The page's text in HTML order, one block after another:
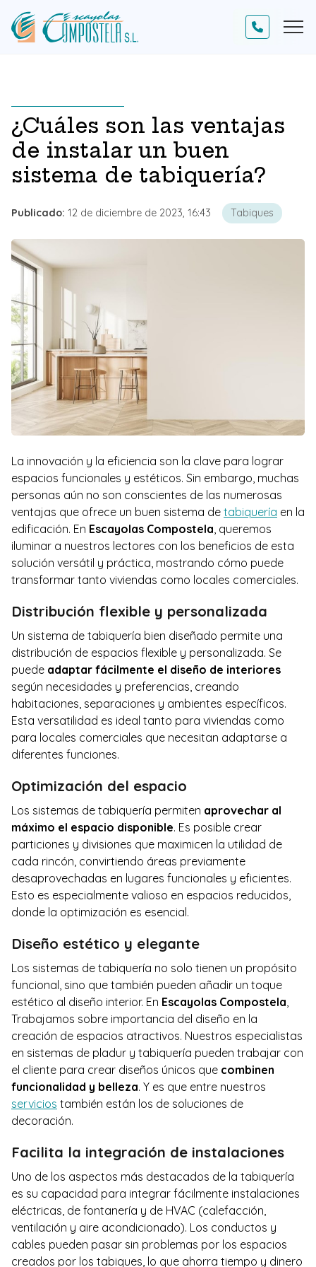
¿Cuáles son las ventajas
de instalar un buen
sistema de tabiquería?
Publicado: 12 de diciembre de 2023, 16:43 Tabiques
La innovación y la eficiencia son la clave para lograr
espacios funcionales y estéticos. Sin embargo, muchas
personas aún no son conscientes de las numerosas
ventajas que ofrece un buen sistema de tabiquería en la
edificación. En Escayolas Compostela , queremos
iluminar a nuestros lectores con los beneficios de esta
solución versátil y práctica, mostrando cómo puede
transformar tanto viviendas como locales comerciales.
Distribución flexible y personalizada
Un sistema de tabiquería bien diseñado permite una
distribución de espacios flexible y personalizada. Se
puede adaptar fácilmente el diseño de interiores
según necesidades y preferencias, creando
habitaciones, separaciones y ambientes específicos.
Esta versatilidad es ideal tanto para viviendas como
para locales comerciales que necesitan adaptarse a
diferentes funciones.
Optimización del espacio
Los sistemas de tabiquería permiten aprovechar al
máximo el espacio disponible. Es posible crear
particiones y divisiones que maximicen la utilidad de
cada rincón, convirtiendo áreas previamente
desaprovechadas en lugares funcionales y eficientes.
Esto es especialmente valioso en espacios reducidos,
donde la optimización es esencial.
Diseño estético y elegante
Los sistemas de tabiquería no solo tienen un propósito
funcional, sino que también pueden añadir un toque
estético al diseño interior. En Escayolas Compostela,
Trabajamos sobre importancia del diseño en la
creación de espacios atractivos. Nuestros especialistas
en sistemas de pladur y tabiquería pueden trabajar con
el cliente para crear diseños únicos que combinen
funcionalidad y belleza. Y es que entre nuestros
servicios también están los de soluciones de
decoración.
Facilita la integración de instalaciones
Uno de los aspectos más destacados de la tabiquería
es su capacidad para integrar fácilmente instalaciones
eléctricas, de fontanería y de HVAC (calefacción,
ventilación y aire acondicionado). Los conductos y
cables pueden pasar sin problemas por los espacios
creados por los tabiques, lo que ahorra tiempo y dinero